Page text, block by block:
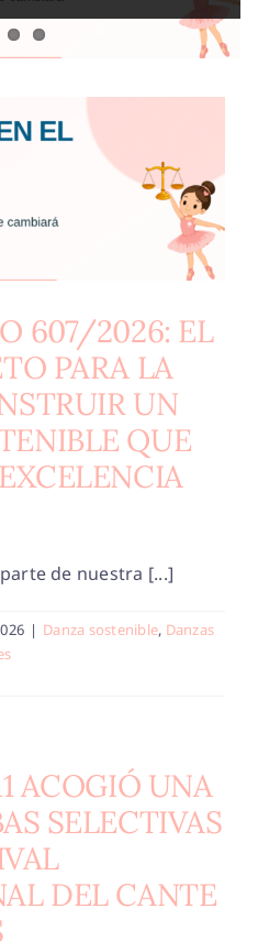
607/2026: EL
PARA LA
UN
QUE
de nuestra [...]
| Danza sostenible, Danzas
ACOGIÓ UNA
SELECTIVAS
DEL CANTE